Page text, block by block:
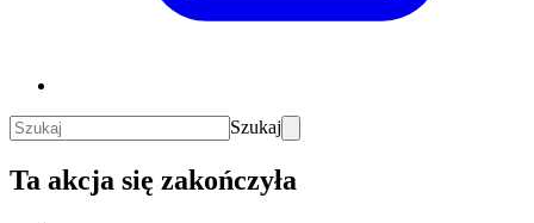
Szukaj
Ta akcja się zakończyła